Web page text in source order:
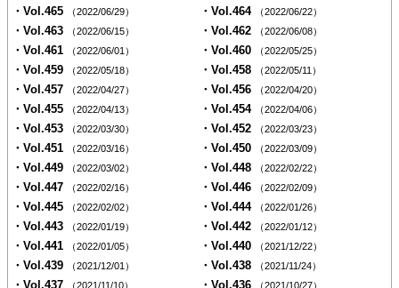
・Vol.465 （2022/06/29） ・Vol.464 （2022/06/22）
・Vol.463 （2022/06/15） ・Vol.462 （2022/06/08）
・Vol.461 （2022/06/01） ・Vol.460 （2022/05/25）
・Vol.459 （2022/05/18） ・Vol.458 （2022/05/11）
・Vol.457 （2022/04/27） ・Vol.456 （2022/04/20）
・Vol.455 （2022/04/13） ・Vol.454 （2022/04/06）
・Vol.453 （2022/03/30） ・Vol.452 （2022/03/23）
・Vol.451 （2022/03/16） ・Vol.450 （2022/03/09）
・Vol.449 （2022/03/02） ・Vol.448 （2022/02/22）
・Vol.447 （2022/02/16） ・Vol.446 （2022/02/09）
・Vol.445 （2022/02/02） ・Vol.444 （2022/01/26）
・Vol.443 （2022/01/19） ・Vol.442 （2022/01/12）
・Vol.441 （2022/01/05） ・Vol.440 （2021/12/22）
・Vol.439 （2021/12/01） ・Vol.438 （2021/11/24）
・Vol.437 （2021/11/10） ・Vol.436 （2021/10/27）